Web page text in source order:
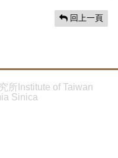
回上一頁
所Institute of Taiwan
Sinica